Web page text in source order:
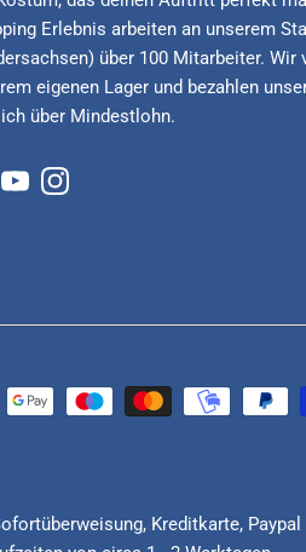
Erlebnis arbeiten an unserem
über 100 Mitarbeiter. Wir
eigenen Lager und bezahlen
über Mindestlohn.
YouTubeInstagram
Kreditkarte, Paypal